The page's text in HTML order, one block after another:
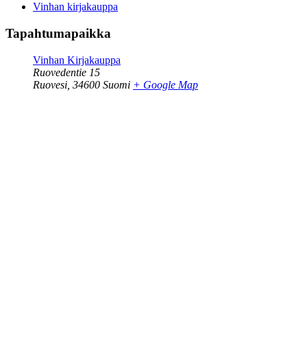
Vinhan kirjakauppa
Tapahtumapaikka
Vinhan Kirjakauppa
Ruovedentie 15
Ruovesi 34600 Suomi + Google Map